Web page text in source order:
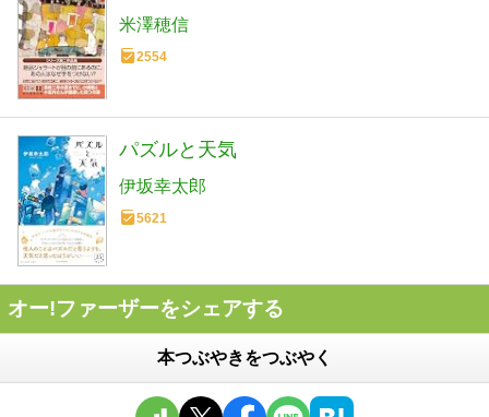
米澤穂信
2554
パズルと天気
伊坂幸太郎
5621
オー!ファーザーをシェアする
本つぶやきをつぶやく